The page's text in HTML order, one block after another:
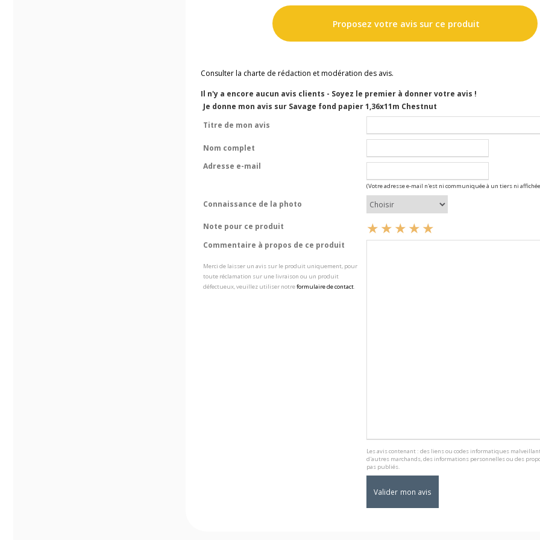
Proposez votre avis sur ce produit
Consulter la charte de rédaction et modération des avis.
Il n'y a encore aucun avis clients - Soyez le premier à donner votre avis !
Je donne mon avis sur Savage fond papier 1,36x11m Chestnut
Titre de mon avis
Nom complet
Adresse e-mail
(Votre adresse e-mail n'est ni communiquée à un tiers ni
Connaissance de la photo
Note pour ce produit
Commentaire à propos de ce produit
Merci de laisser un avis sur le produit uniquement, pour
toute réclamation sur une livraison ou un produit
défectueux, veuillez utiliser notreformulaire de contact.
Les avis contenant : des liens ou codes informatiques
d'autres marchands, des informations personnelles ou des
pas publiés.